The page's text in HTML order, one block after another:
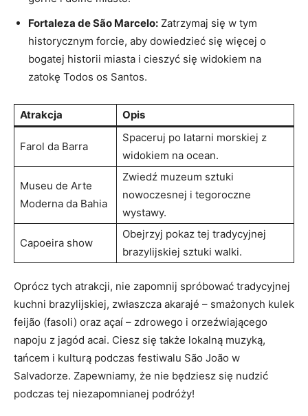
Fortaleza de São Marcelo: Zatrzymaj się w tym
historycznym forcie, ⁢aby dowiedzieć się⁣ więcej o
bogatej historii miasta i‌ cieszyć się widokiem na
zatokę Todos os ⁤Santos.
Atrakcja Opis
Farol‍ da Barra
Spaceruj po latarni morskiej z
widokiem na ocean.
Museu de Arte‌
Moderna da Bahia
Zwiedź muzeum​ sztuki
nowoczesnej ⁤i tegoroczne
‌wystawy.
Capoeira show
Obejrzyj pokaz tej​ tradycyjnej
brazylijskiej sztuki walki.
Oprócz tych atrakcji, nie zapomnij spróbować tradycyjnej
kuchni brazylijskiej, zwłaszcza akarajé – smażonych kulek
feijão (fasoli) ⁤oraz açaí‌ – zdrowego i orzeźwiającego
napoju z jagód acai. Ciesz⁣ się także lokalną muzyką,
tańcem i ⁣kulturą podczas festiwalu São João w
Salvadorze. Zapewniamy, że nie będziesz się⁤ nudzić
podczas tej niezapomnianej⁣ podróży!